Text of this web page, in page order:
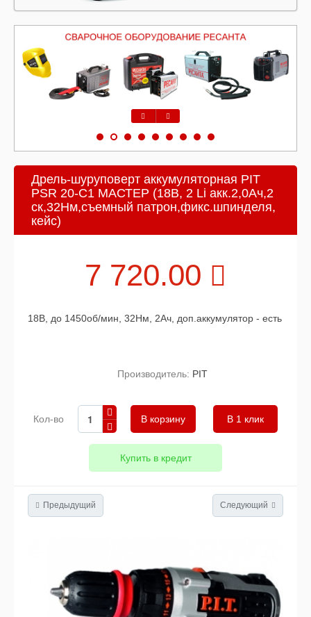
Дрель-шуруповерт аккумуляторная PIT
PSR 20-C1 МАСТЕР (18В, 2 Li акк.2,0Ач,2
ск,32Нм,съемный патрон,фикс.шпинделя,
кейс)
7 720.00
18В, до 1450об/мин, 32Hм, 2Ач, доп.аккумулятор - есть
Производитель: PIT
Кол-во В 1 клик
Купить в кредит
Предыдущий Следующий